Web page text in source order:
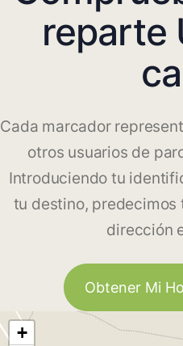
reparte
Cada marcador
otros usuarios de
Introduciendo tu
tu destino, predecimos
dirección
Obtener Mi
+